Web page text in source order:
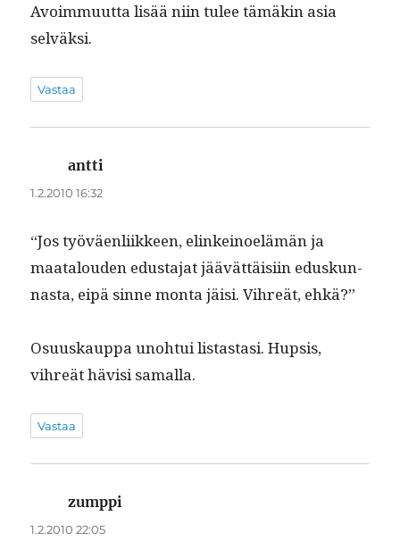
Avoim­muut­ta lisää niin tulee tämäkin asia
selväksi.
Vastaa
antti
1.2.2010 16:32
“Jos työväen­li­ik­keen, elinkei­noelämän ja
maat­alouden edus­ta­jat jäävät­täisi­in eduskun­
nas­ta, eipä sinne mon­ta jäisi. Vihreät, ehkä?”
Osu­uskaup­pa uno­h­tui lis­tas­tasi. Hup­sis,
vihreät hävisi samalla.
Vastaa
zumppi
1.2.2010 22:05